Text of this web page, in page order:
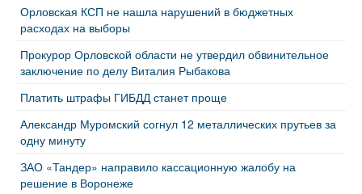
Орловская КСП не нашла нарушений в бюджетных
расходах на выборы
Прокурор Орловской области не утвердил обвинительное
заключение по делу Виталия Рыбакова
Платить штрафы ГИБДД станет проще
Александр Муромский согнул 12 металлических прутьев за
одну минуту
ЗАО «Тандер» направило кассационную жалобу на
решение в Воронеже